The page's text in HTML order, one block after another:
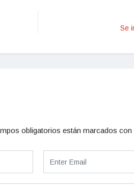
Se
obligatorios están marcados con